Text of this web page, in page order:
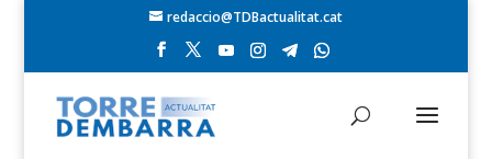
redaccio@TDBactualitat.cat